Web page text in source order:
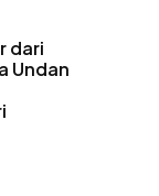
dari
Undan